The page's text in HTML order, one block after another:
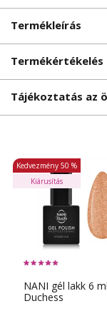
Termékleírás
Termékértékelés
Tájékoztatás az
NANI gél lakk 6
Duchess
Kedvezmény 50 %
Kiárusítás